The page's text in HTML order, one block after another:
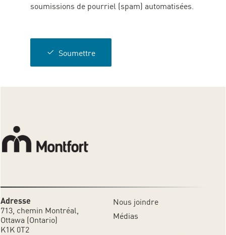
soumissions de pourriel (spam) automatisées.
Soumettre
Adresse
713, chemin Montréal,
Ottawa (Ontario)
K1K 0T2
Nous joindre
Médias